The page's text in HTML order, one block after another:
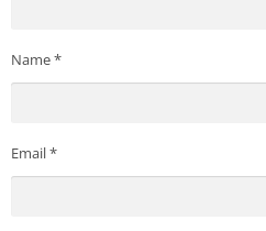
Name*
Email*